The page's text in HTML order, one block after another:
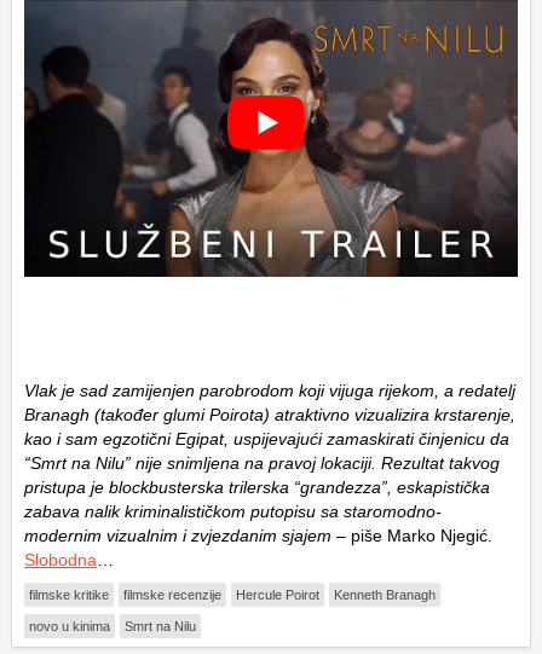
Vlak je sad zamijenjen parobrodom koji vijuga rijekom, a redatelj
Branagh (također glumi Poirota) atraktivno vizualizira krstarenje,
kao i sam egzotični Egipat, uspijevajući zamaskirati činjenicu da
“Smrt na Nilu” nije snimljena na pravoj lokaciji. Rezultat takvog
pristupa je blockbusterska trilerska “grandezza”, eskapistička
zabava nalik kriminalističkom putopisu sa staromodno-
modernim vizualnim i zvjezdanim sjajem – piše Marko Njegić.
Slobodna
filmske kritike filmske recenzije Hercule Poirot Kenneth Branagh
novo u kinima Smrt na Nilu